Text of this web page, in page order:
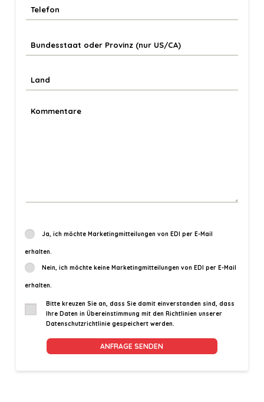
Ja, ich möchte Marketingmitteilungen von EDI per E-Mail
erhalten.
Nein, ich möchte keine Marketingmitteilungen von EDI per E-Mail
erhalten.
Bitte kreuzen Sie an, dass Sie damit einverstanden sind, dass
Ihre Daten in Übereinstimmung mit den Richtlinien unserer
Datenschutzrichtlinie gespeichert werden.